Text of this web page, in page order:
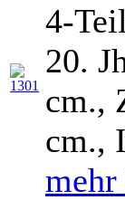
4-
20.
cm.,
cm.,